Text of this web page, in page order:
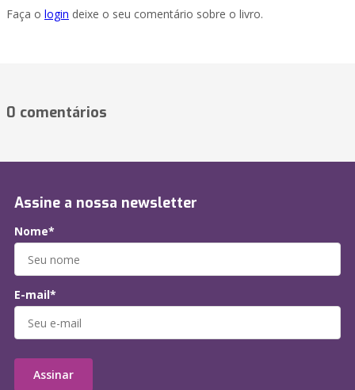
Faça o login deixe o seu comentário sobre o livro.
0 comentários
Assine a nossa newsletter
Nome*
E-mail*
Assinar